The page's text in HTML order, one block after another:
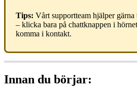
Tips: Vårt supportteam hjälper gärna
– klicka bara på chattknappen i hörnet
komma i kontakt.
Innan du börjar: